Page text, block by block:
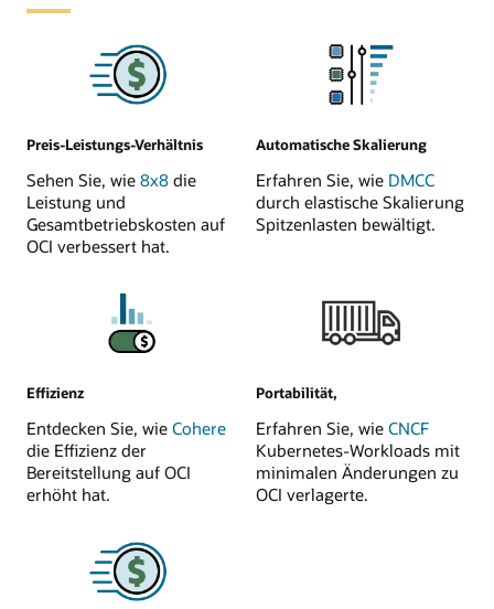
Preis-Leistungs-Verhältnis
Sehen Sie, wie 8x8 die
Leistung und
Gesamtbetriebskosten auf
OCI verbessert hat.
Automatische Skalierung
Erfahren Sie, wie DMCC
durch elastische Skalierung
Spitzenlasten bewältigt.
Effizienz
Entdecken Sie, wie Cohere
die Effizienz der
Bereitstellung auf OCI
erhöht hat.
Portabilität,
Erfahren Sie, wie CNCF
Kubernetes-Workloads mit
minimalen Änderungen zu
OCI verlagerte.